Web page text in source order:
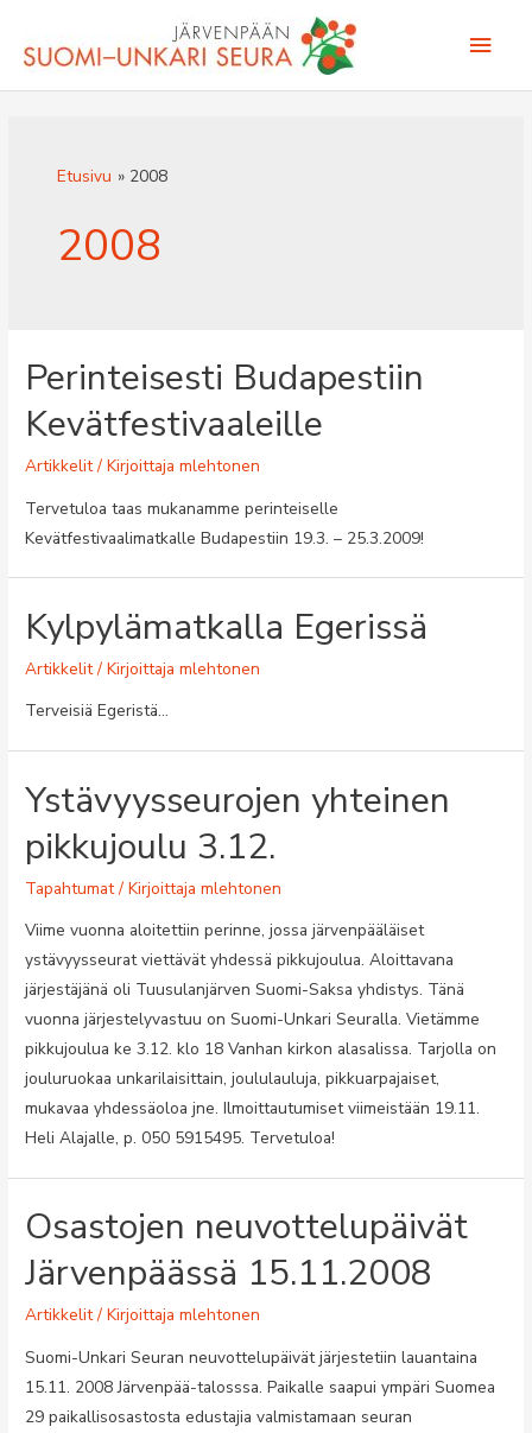
sisältöön
Etusivu 2008
2008
Perinteisesti Budapestiin
Kevätfestivaaleille
Artikkelit/ Kirjoittajamlehtonen
Tervetuloa taas mukanamme perinteiselle
Kevätfestivaalimatkalle Budapestiin 19.3. – 25.3.2009!
Kylpylämatkalla Egerissä
Artikkelit/ Kirjoittajamlehtonen
Terveisiä Egeristä…
Ystävyysseurojen yhteinen
pikkujoulu 3.12.
Tapahtumat/ Kirjoittajamlehtonen
Viime vuonna aloitettiin perinne, jossa järvenpääläiset
ystävyysseurat viettävät yhdessä pikkujoulua. Aloittavana
järjestäjänä oli Tuusulanjärven Suomi-Saksa yhdistys. Tänä
vuonna järjestelyvastuu on Suomi-Unkari Seuralla. Vietämme
pikkujoulua ke 3.12. klo 18 Vanhan kirkon alasalissa. Tarjolla on
jouluruokaa unkarilaisittain, joululauluja, pikkuarpajaiset,
mukavaa yhdessäoloa jne. Ilmoittautumiset viimeistään 19.11.
Heli Alajalle, p. 050 5915495. Tervetuloa!
Osastojen neuvottelupäivät
Järvenpäässä 15.11.2008
Artikkelit/ Kirjoittajamlehtonen
Suomi-Unkari Seuran neuvottelupäivät järjestetiin lauantaina
15.11. 2008 Järvenpää-talosssa. Paikalle saapui ympäri Suomea
29 paikallisosastosta edustajia valmistamaan seuran